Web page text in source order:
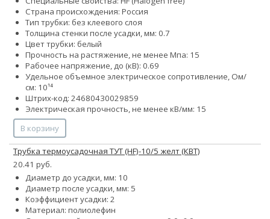
Страна происхождения: Россия
Тип трубки: без клеевого слоя
Толщина стенки после усадки, мм: 0.7
Цвет трубки: белый
Прочность на растяжение, не менее Мпа: 15
Рабочее напряжение, до (кВ): 0.69
Удельное объемное электрическое сопротивление, Ом/
см: 10¹⁴
Штрих-код: 24680430029859
Электрическая прочность, не менее кВ/мм: 15
В корзину
Трубка термоусадочная ТУТ (HF)-10/5 желт (КВТ)
20.41 руб.
Диаметр до усадки, мм: 10
Диаметр после усадки, мм: 5
Коэффициент усадки: 2
Материал: полиолефин